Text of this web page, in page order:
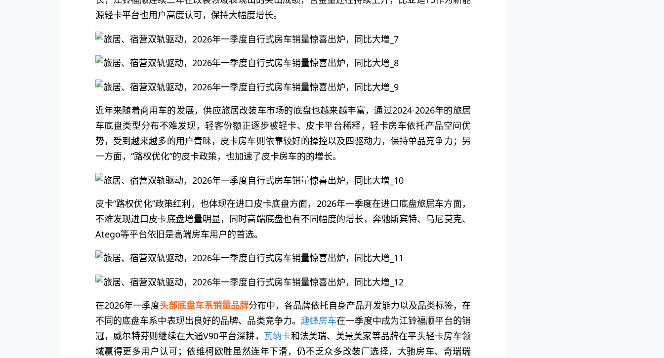
源轻卡平台也用户高度认可，保持大幅度增长。
近年来随着商用车的发展，供应旅居改装车市场的底盘也越来越丰富，通过2024-2026年的旅居
车底盘类型分布不难发现，轻客份额正逐步被轻卡、皮卡平台稀释，轻卡房车依托产品空间优
势，受到越来越多的用户青睐，皮卡房车则依靠较好的操控以及四驱动力，保持单品竞争力；另
一方面，“路权优化”的皮卡政策，也加速了皮卡房车的的增长。
皮卡“路权优化”政策红利，也体现在进口皮卡底盘方面，2026年一季度在进口底盘旅居车方面，
不难发现进口皮卡底盘增量明显，同时高端底盘也有不同幅度的增长，奔驰斯宾特、乌尼莫克、
Atego等平台依旧是高端房车用户的首选。
在2026年一季度头部底盘车系销量品牌分布中，各品牌依托自身产品开发能力以及品类标签，在
不同的底盘车系中表现出良好的品牌、品类竞争力。 趣蜂房车在一季度中成为江铃福顺平台的销
冠，威尔特芬则继续在大通V90平台深耕， 瓦纳卡和法美瑞、美景美家等品牌在平头轻卡房车领
域赢得更多用户认可；依维柯欧胜虽然连年下滑，仍不乏众多改装厂选择，大驰房车、奇瑞瑞